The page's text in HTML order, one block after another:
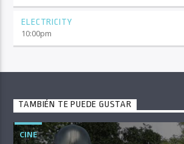
ELECTRICITY
10:00pm
TAMBIÉN TE PUEDE GUSTAR
CINE